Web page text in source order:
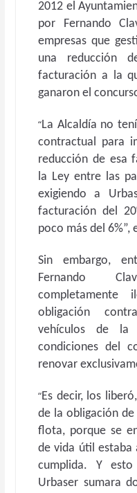
2012 el
por Fernando
empresas que
una reducción
facturación a la
ganaron el
“La Alcaldía no
contractual para
reducción de esa
la Ley entre las
exigiendo a
facturación del
poco más del 6%”,
Sin embargo,
Fernando
completamente
obligación
vehículos de
condiciones del
renovar
“Es decir, los
de la obligación
flota, porque se
de vida útil estaba
cumplida. Y
Urbaser sumara